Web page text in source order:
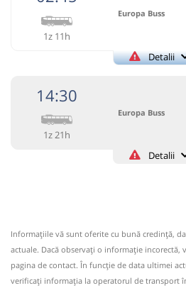
1z 11h
Europa Buss
Detalii
Europa Buss SRL
PROGRAM REZERVARI 09:00-
08:00-22:00 Tarif
02:45 Craiova Autogara
Autocar: Romania-
Dotări:
14:30
1z 21h
Europa Buss
Detalii
Circulă doar marți
PROGRAM REZERVARI 09:00-
08:00-22:00
Informaţiile vă sunt oferite cu bună credinţă,
actuale. Dacă observați o informaţie incorectă,
pagina de contact. În funcție de data ultimei
verificaţi informaţia la operatorul de transport